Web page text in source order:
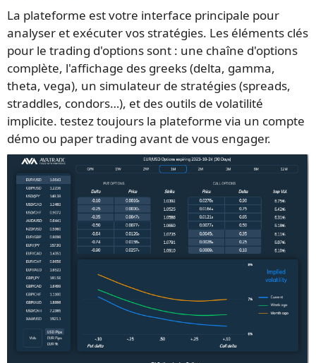
La plateforme est votre interface principale pour
analyser et exécuter vos stratégies. Les éléments clés
pour le trading d'options sont : une chaîne d'options
complète, l'affichage des greeks (delta, gamma,
theta, vega), un simulateur de stratégies (spreads,
straddles, condors…), et des outils de volatilité
implicite. testez toujours la plateforme via un compte
démo ou paper trading avant de vous engager.